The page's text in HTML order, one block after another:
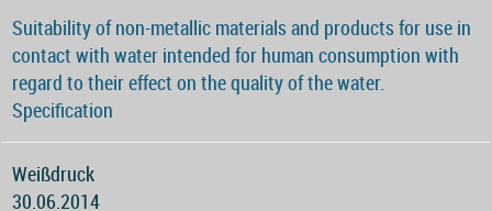
Suitability of non-metallic materials and products for use in
contact with water intended for human consumption with
regard to their effect on the quality of the water.
Specification
Weißdruck
30.06.2014